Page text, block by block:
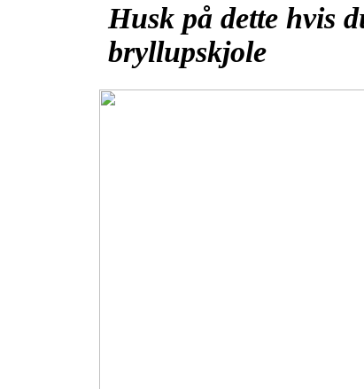
Husk på dette hvis
bryllupskjole